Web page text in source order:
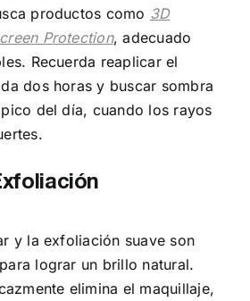
productos como 3D
Protection, adecuado
Recuerda reaplicar el
dos horas y buscar sombra
del día, cuando los rayos
y la exfoliación suave son
lograr un brillo natural.
elimina el maquillaje,